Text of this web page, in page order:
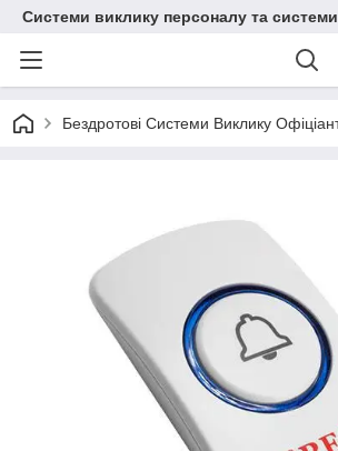
Системи виклику персоналу та системи
Бездротові Системи Виклику